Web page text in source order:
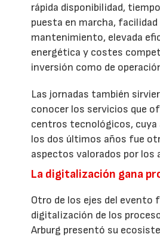
rápida disponibilidad,
puesta en marcha, facilidad
mantenimiento, elevada
energética y costes
inversión como de
Las jornadas también
conocer los servicios que
centros tecnológicos, cuya
los dos últimos años fue
aspectos valorados por los
La digitalización gana
Otro de los ejes del evento
digitalización de los
Arburg presentó su